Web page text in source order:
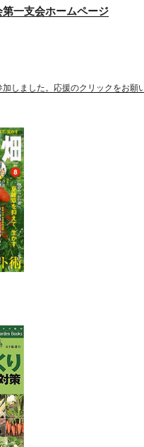
一支会ホームページ
しました。応援のクリックをお願